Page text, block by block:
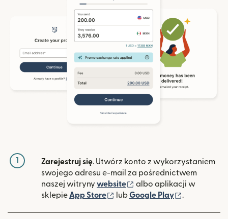
1 Zarejestruj się. Utwórz konto z wykorzystaniem
swojego adresu e-mail za pośrednictwem
naszej witryny website (otwiera się w nowym
albo aplikacji w
sklepie App Store (otwiera się w nowym oknie)
lubGoogle Play .